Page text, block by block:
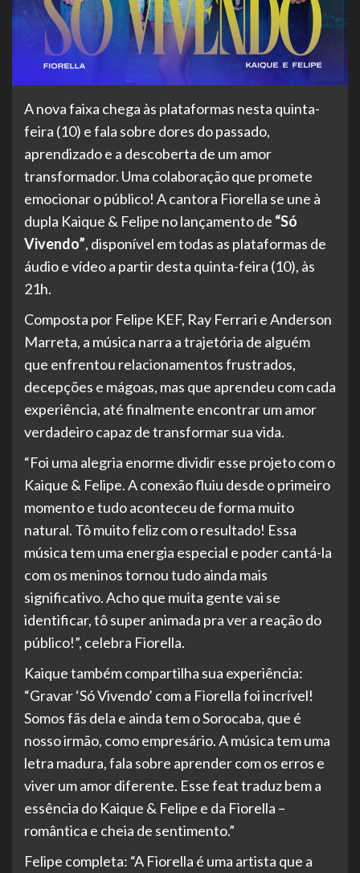
A nova faixa chega às plataformas nesta quinta-
feira (10) e fala sobre dores do passado,
aprendizado e a descoberta de um amor
transformador. Uma colaboração que promete
emocionar o público! A cantora Fiorella se une à
dupla Kaique & Felipe no lançamento de “Só
Vivendo”, disponível em todas as plataformas de
áudio e vídeo a partir desta quinta-feira (10), às
21h.
Composta por Felipe KEF, Ray Ferrari e Anderson
Marreta, a música narra a trajetória de alguém
que enfrentou relacionamentos frustrados,
decepções e mágoas, mas que aprendeu com cada
experiência, até finalmente encontrar um amor
verdadeiro capaz de transformar sua vida.
“Foi uma alegria enorme dividir esse projeto com o
Kaique & Felipe. A conexão fluiu desde o primeiro
momento e tudo aconteceu de forma muito
natural. Tô muito feliz com o resultado! Essa
música tem uma energia especial e poder cantá-la
com os meninos tornou tudo ainda mais
significativo. Acho que muita gente vai se
identificar, tô super animada pra ver a reação do
público!”, celebra Fiorella.
Kaique também compartilha sua experiência:
“Gravar ‘Só Vivendo’ com a Fiorella foi incrível!
Somos fãs dela e ainda tem o Sorocaba, que é
nosso irmão, como empresário. A música tem uma
letra madura, fala sobre aprender com os erros e
viver um amor diferente. Esse feat traduz bem a
essência do Kaique & Felipe e da Fiorella –
romântica e cheia de sentimento.”
Felipe completa: “A Fiorella é uma artista que a